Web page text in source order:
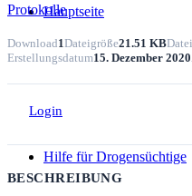
Hauptseite
Hilfe für Drogensüchtige
Protokolle
Download1Dateigröße21.51 KB
Erstellungsdatum15. Dezember 2020
Login
BESCHREIBUNG